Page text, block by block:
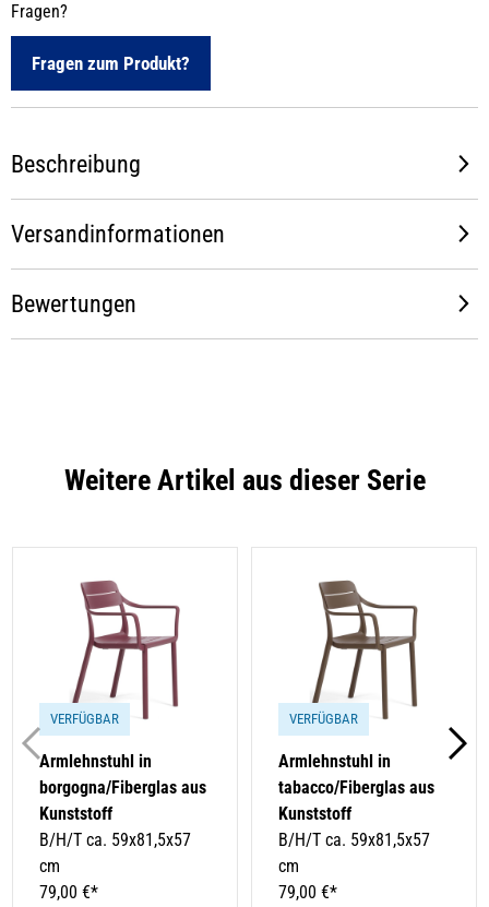
Fragen?
Fragen zum Produkt?
Beschreibung
Versandinformationen
Bewertungen
Weitere Artikel aus dieser Serie
VERFÜGBAR
Armlehnstuhl in
borgogna/Fiberglas aus
Kunststoff
B/H/T ca. 59x81,5x57
cm
79,00 €*
VERFÜGBAR
Armlehnstuhl in
tabacco/Fiberglas aus
Kunststoff
B/H/T ca. 59x81,5x57
cm
79,00 €*